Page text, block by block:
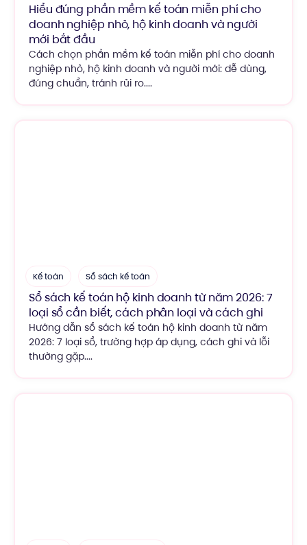
Hiểu đúng phần mềm kế toán miễn phí cho
doanh nghiệp nhỏ, hộ kinh doanh và người
mới bắt đầu
Cách chọn phần mềm kế toán miễn phí cho doanh
nghiệp nhỏ, hộ kinh doanh và người mới: dễ dùng,
đúng chuẩn, tránh rủi ro....
Kế toán Sổ sách kế toán
Sổ sách kế toán hộ kinh doanh từ năm 2026: 7
loại sổ cần biết, cách phân loại và cách ghi
Hướng dẫn sổ sách kế toán hộ kinh doanh từ năm
2026: 7 loại sổ, trường hợp áp dụng, cách ghi và lỗi
thường gặp....